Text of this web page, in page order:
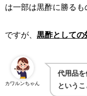
は一部は黒酢に勝るも
ですが、 黒酢としての
カワルンちゃん
代用品を
という